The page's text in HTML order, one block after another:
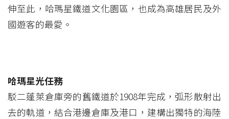
伸至此，哈瑪星鐵道文化園區，也成為高雄居民及外
國遊客的最愛。
哈瑪星光任務
駁二蓬萊倉庫旁的舊鐵道於1908年完成，弧形散射出
去的軌道，結合港邊倉庫及港口，建構出獨特的海陸